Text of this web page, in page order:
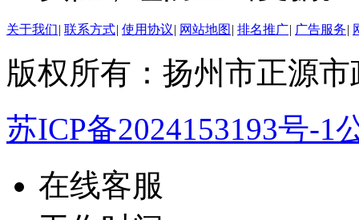
关于我们| 联系方式| 使用协议| 网站地图 | 排名推广| 广告服务|
版权所有：扬州市正源
苏ICP备2024153193号-1
在线客服